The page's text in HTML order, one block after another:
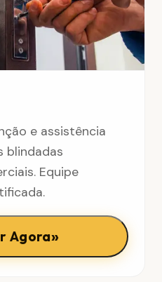
e assistência
blindadas
Equipe
Agora»